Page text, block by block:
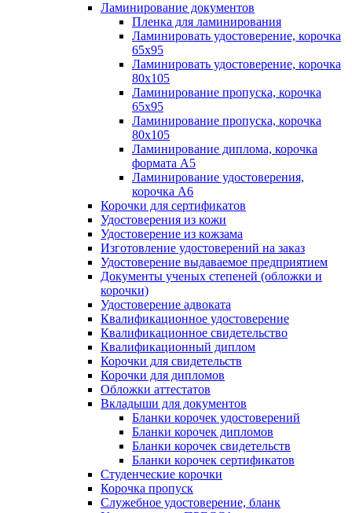
Ламинирование документов
Пленка для ламинирования
Ламинировать удостоверение, корочка
65х95
Ламинировать удостоверение, корочка
80х105
Ламинирование пропуска, корочка
65х95
Ламинирование пропуска, корочка
80х105
Ламинирование диплома, корочка
формата А5
Ламинирование удостоверения,
корочка А6
Корочки для сертификатов
Удостоверения из кожи
Удостоверение из кожзама
Изготовление удостоверений на заказ
Удостоверение выдаваемое предприятием
Документы ученых степеней (обложки и
корочки)
Удостоверение адвоката
Квалификационное удостоверение
Квалификационное свидетельство
Квалификационный диплом
Корочки для свидетельств
Корочки для дипломов
Обложки аттестатов
Вкладыши для документов
Бланки корочек удостоверений
Бланки корочек дипломов
Бланки корочек свидетельств
Бланки корочек сертификатов
Студенческие корочки
Корочка пропуск
Служебное удостоверение, бланк